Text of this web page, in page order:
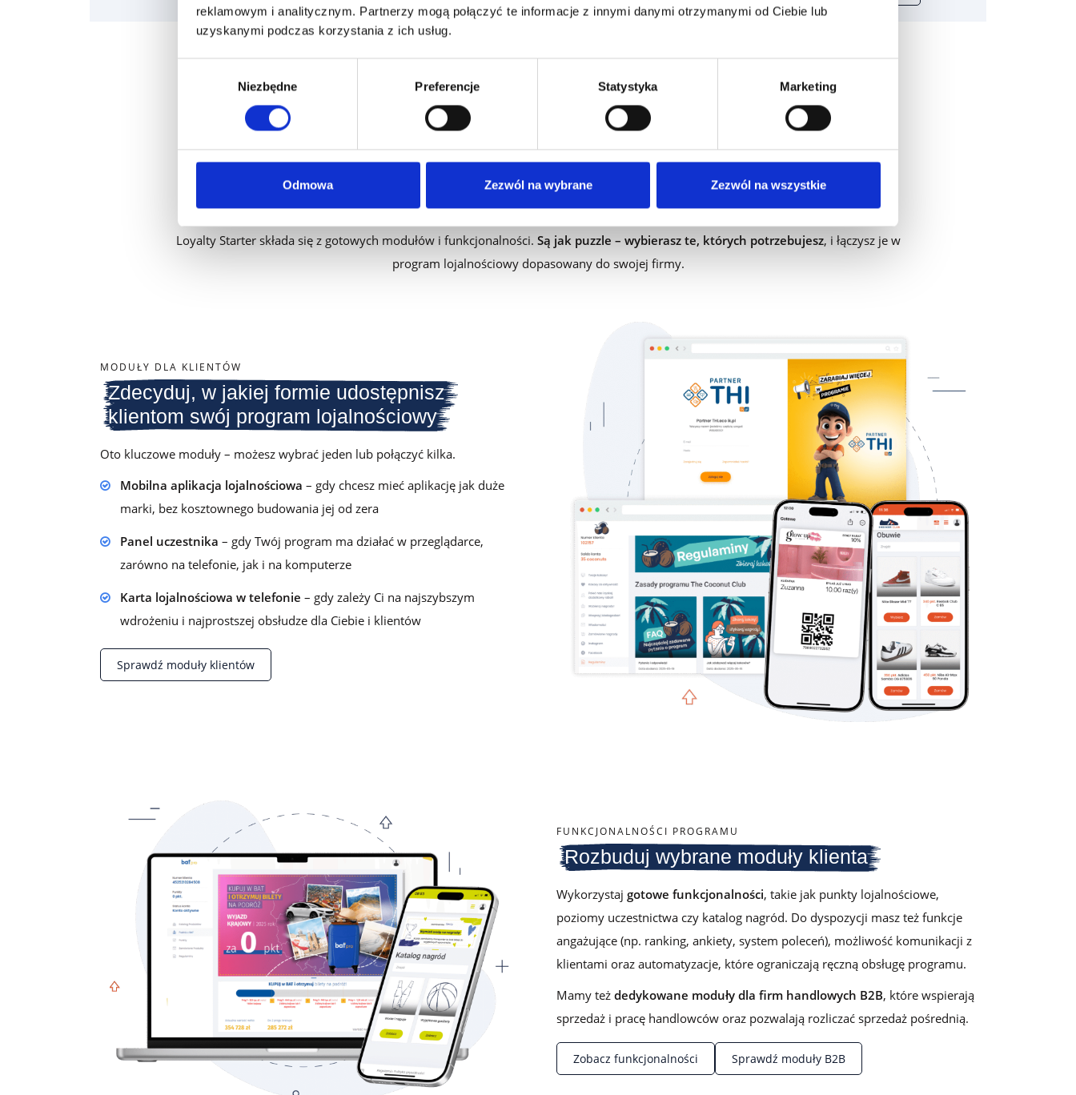
reklamowym i analitycznym. Partnerzy mogą połączyć te informacje z innymi danymi otrzymanymi od Ciebie lub
uzyskanymi podczas korzystania z ich usług.
Niezbędne Preferencje Statystyka Marketing
Odmowa Zezwól na wybrane Zezwól na wszystkie
ELEMENTY PLATFORMY
Zbuduj swój program lojalnościowy z gotowych elementów
Loyalty Starter składa się z gotowych modułów i funkcjonalności. Są jak puzzle – wybierasz te, których potrzebujesz, i łączysz je w
program lojalnościowy dopasowany do swojej firmy.
MODUŁY DLA KLIENTÓW
Zdecyduj, w jakiej formie udostępnisz
klientom swój program lojalnościowy
Oto kluczowe moduły – możesz wybrać jeden lub połączyć kilka.
Mobilna aplikacja lojalnościowa – gdy chcesz mieć aplikację jak duże
marki, bez kosztownego budowania jej od zera
Panel uczestnika – gdy Twój program ma działać w przeglądarce,
zarówno na telefonie, jak i na komputerze
Karta lojalnościowa w telefonie – gdy zależy Ci na najszybszym
wdrożeniu i najprostszej obsłudze dla Ciebie i klientów
Sprawdź moduły klientów
FUNKCJONALNOŚCI PROGRAMU
Rozbuduj wybrane moduły klienta
Wykorzystaj gotowe funkcjonalności, takie jak punkty lojalnościowe,
poziomy uczestnictwa czy katalog nagród. Do dyspozycji masz też funkcje
angażujące (np. ranking, ankiety, system poleceń), możliwość komunikacji z
klientami oraz automatyzacje, które ograniczają ręczną obsługę programu.
Mamy też dedykowane moduły dla firm handlowych B2B, które wspierają
sprzedaż i pracę handlowców oraz pozwalają rozliczać sprzedaż pośrednią.
Zobacz funkcjonalności Sprawdź moduły B2B